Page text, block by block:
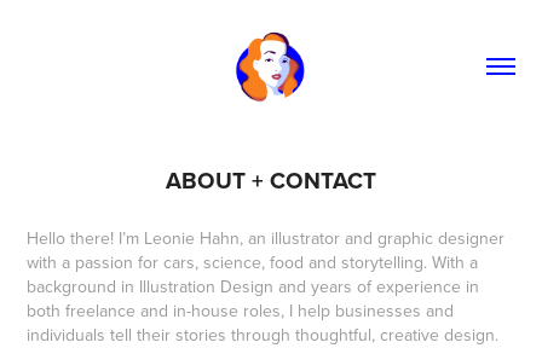
ABOUT + CONTACT
Hello there! I’m Leonie Hahn, an illustrator and graphic designer
with a passion for cars, science, food and storytelling. With a
background in Illustration Design and years of experience in
both freelance and in-house roles, I help businesses and
individuals tell their stories through thoughtful, creative design.